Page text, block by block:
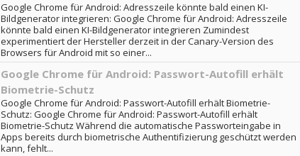
Google Chrome für Android: Adresszeile könnte bald einen KI-
Bildgenerator integrieren: Google Chrome für Android: Adresszeile
könnte bald einen KI-Bildgenerator integrieren Zumindest
experimentiert der Hersteller derzeit in der Canary-Version des
Browsers für Android mit so einer...
Google Chrome für Android: Passwort-Autofill erhält
Biometrie-Schutz
Google Chrome für Android: Passwort-Autofill erhält Biometrie-
Schutz: Google Chrome für Android: Passwort-Autofill erhält
Biometrie-Schutz Während die automatische Passworteingabe in
Apps bereits durch biometrische Authentifizierung geschützt werden
kann, fehlt...